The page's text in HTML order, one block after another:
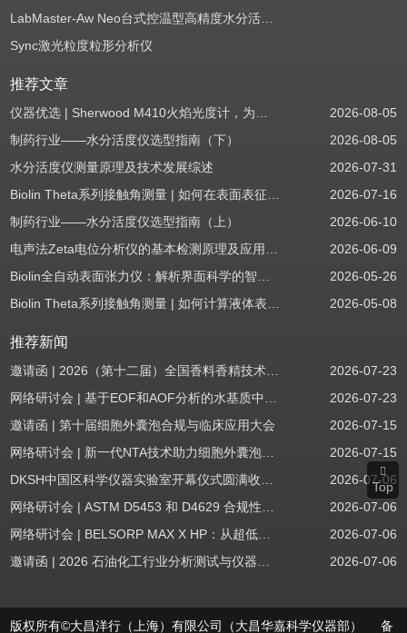
LabMaster-Aw Neo台式控温型高精度水分活度测定仪
Sync激光粒度粒形分析仪
推荐文章
仪器优选 | Sherwood M410火焰光度计，为用户检测提供值得信赖的基准方案
2026-08-05
制药行业——水分活度仪选型指南（下）
2026-08-05
水分活度仪测量原理及技术发展综述
2026-07-31
Biolin Theta系列接触角测量 | 如何在表面表征应用中使用接触角：后退角
2026-07-16
制药行业——水分活度仪选型指南（上）
2026-06-10
电声法Zeta电位分析仪的基本检测原理及应用场景
2026-06-09
Biolin全自动表面张力仪：解析界面科学的智能之眼
2026-05-26
Biolin Theta系列接触角测量 | 如何计算液体表面张力分量
2026-05-08
推荐新闻
邀请函 | 2026（第十二届）全国香料香精技术交流年会
2026-07-23
网络研讨会 | 基于EOF和AOF分析的水基质中PFAS筛查
2026-07-23
邀请函 | 第十届细胞外囊泡合规与临床应用大会
2026-07-15
网络研讨会 | 新一代NTA技术助力细胞外囊泡质量评估与工艺开发
2026-07-15
DKSH中国区科学仪器实验室开幕仪式圆满收官！
2026-07-06
网络研讨会 | ASTM D5453 和 D4629 合规性：无需妥协
2026-07-06
网络研讨会 | BELSORP MAX X HP：从超低压物理吸附到高压吸附
2026-07-06
邀请函 | 2026 石油化工行业分析测试与仪器技术交流会（辽宁站）
2026-07-06
版权所有©大昌洋行（上海）有限公司（大昌华嘉科学仪器部） 备
Top